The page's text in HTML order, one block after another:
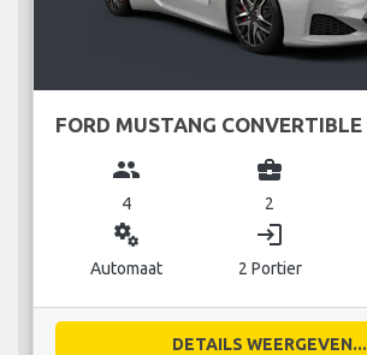
FORD MUSTANG CONVERTIBLE
group
4
business_center
2
miscellaneous_services
Automaat
login
2 Portier
DETAILS WEERGEVEN...